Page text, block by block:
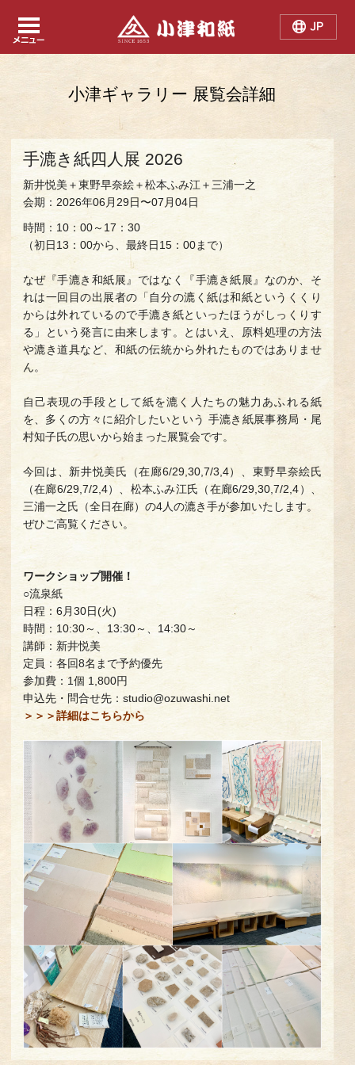
Japanese
English
Chinese
小津ギャラリー 展覧会詳細
手漉き紙四人展 2026
新井悦美＋東野早奈絵＋松本ふみ江＋三浦一之
会期：2026年06月29日〜07月04日
時間：10：00～17：30
（初日13：00から、最終日15：00まで）
なぜ『手漉き和紙展』ではなく『手漉き紙展』なのか、そ
れは一回目の出展者の「自分の漉く紙は和紙というくくり
からは外れているので手漉き紙といったほうがしっくりす
る」という発言に由来します。とはいえ、原料処理の方法
や漉き道具など、和紙の伝統から外れたものではありませ
ん。
自己表現の手段として紙を漉く人たちの魅力あふれる紙
を、多くの方々に紹介したいという 手漉き紙展事務局・尾
村知子氏の思いから始まった展覧会です。
今回は、新井悦美氏（在廊6/29,30,7/3,4）、東野早奈絵氏
（在廊6/29,7/2,4）、松本ふみ江氏（在廊6/29,30,7/2,4）、
三浦一之氏（全日在廊）の4人の漉き手が参加いたします。
ぜひご高覧ください。
ワークショップ開催！
○流泉紙
日程：6月30日(火)
時間：10:30～、13:30～、14:30～
講師：新井悦美
定員：各回8名まで予約優先
参加費：1個 1,800円
申込先・問合せ先：studio@ozuwashi.net
＞＞＞詳細はこちらから